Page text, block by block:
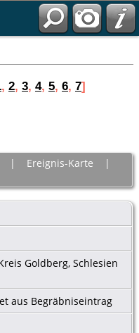
, 2, 3, 4, 5, 6, 7]
| Ereignis-Karte |
Goldberg, Schlesien
aus Begräbniseintrag